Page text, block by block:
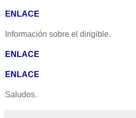
ENLACE
Información sobre el dirigible.
ENLACE
ENLACE
Saludos.